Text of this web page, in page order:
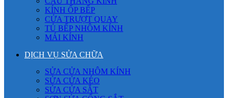
KÍNH ỐP BẾP
CỬA TRƯỢT QUAY
TỦ BẾP NHÔM KÍNH
MÁI KÍNH
DỊCH VỤ SỬA CHỮA
SỬA CỬA NHÔM KÍNH
SỬA CỬA KÉO
SỬA CỬA SẮT